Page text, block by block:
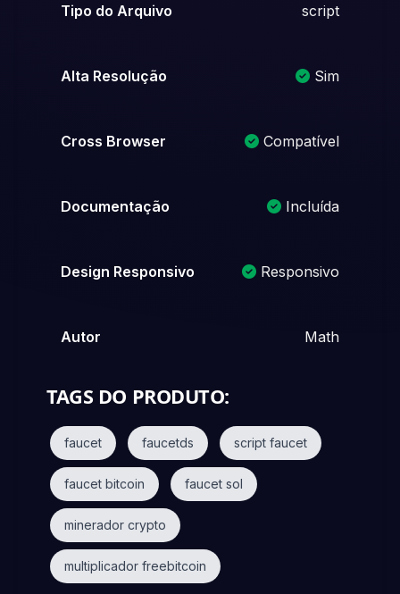
Tipo do Arquivo script
Alta Resolução Sim
Cross Browser Compatível
Documentação Incluída
Design Responsivo Responsivo
Autor Math
TAGS DO PRODUTO:
faucet faucetds script faucet
faucet bitcoin faucet sol
minerador crypto
multiplicador freebitcoin